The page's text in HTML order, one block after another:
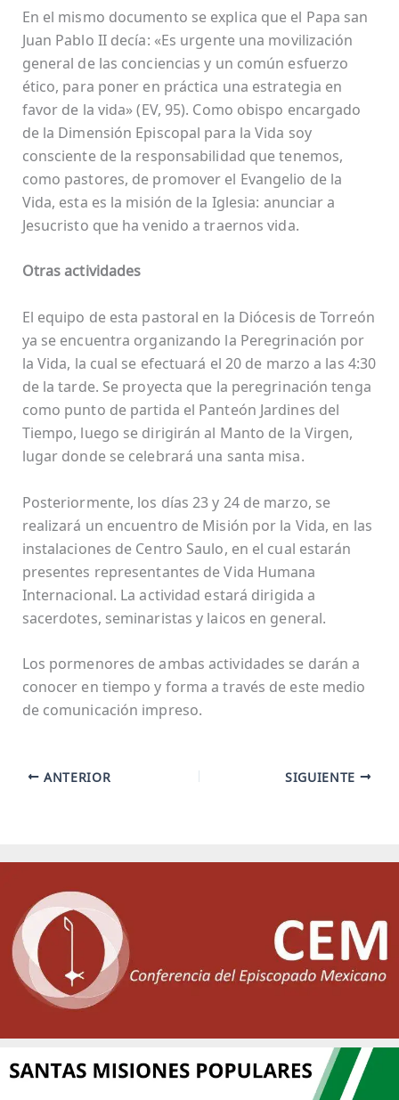
En el mismo documento se explica que el Papa san
Juan Pablo II decía: «Es urgente una movilización
general de las conciencias y un común esfuerzo
ético, para poner en práctica una estrategia en
favor de la vida» (EV, 95). Como obispo encargado
de la Dimensión Episcopal para la Vida soy
consciente de la responsabilidad que tenemos,
como pastores, de promover el Evangelio de la
Vida, esta es la misión de la Iglesia: anunciar a
Jesucristo que ha venido a traernos vida.
Otras actividades
El equipo de esta pastoral en la Diócesis de Torreón
ya se encuentra organizando la Peregrinación por
la Vida, la cual se efectuará el 20 de marzo a las 4:30
de la tarde. Se proyecta que la peregrinación tenga
como punto de partida el Panteón Jardines del
Tiempo, luego se dirigirán al Manto de la Virgen,
lugar donde se celebrará una santa misa.
Posteriormente, los días 23 y 24 de marzo, se
realizará un encuentro de Misión por la Vida, en las
instalaciones de Centro Saulo, en el cual estarán
presentes representantes de Vida Humana
Internacional. La actividad estará dirigida a
sacerdotes, seminaristas y laicos en general.
Los pormenores de ambas actividades se darán a
conocer en tiempo y forma a través de este medio
de comunicación impreso.
ANTERIOR SIGUIENTE